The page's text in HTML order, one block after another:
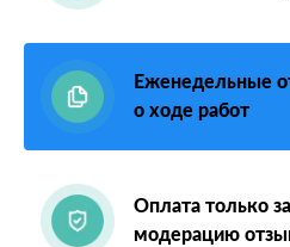
Еженедельные
о ходе работ
Оплата только
модерацию